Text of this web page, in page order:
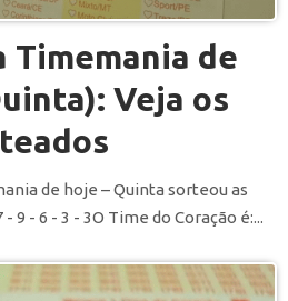
Timemania de
Veja os
de hoje – Quinta sorteou as
9 - 6 - 3 - 3O Time do Coração é:...